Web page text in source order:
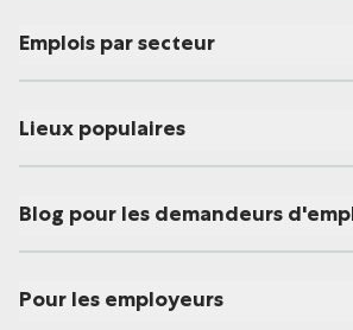
Emplois par secteur
Lieux populaires
Blog pour les demandeurs
Pour les employeurs